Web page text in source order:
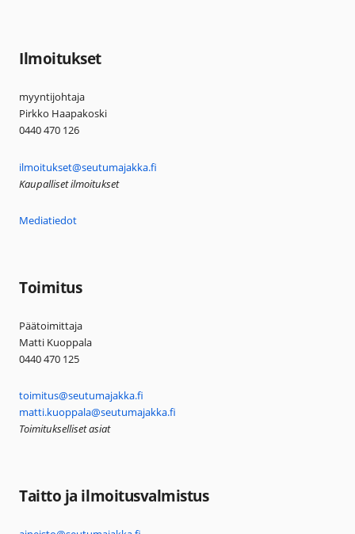
Ilmoitukset
myyntijohtaja
Pirkko Haapakoski
0440 470 126
ilmoitukset@seutumajakka.fi
Kaupalliset ilmoitukset
Mediatiedot
Toimitus
Päätoimittaja
Matti Kuoppala
0440 470 125
toimitus@seutumajakka.fi
matti.kuoppala@seutumajakka.fi
Toimitukselliset asiat
Taitto ja ilmoitusvalmistus